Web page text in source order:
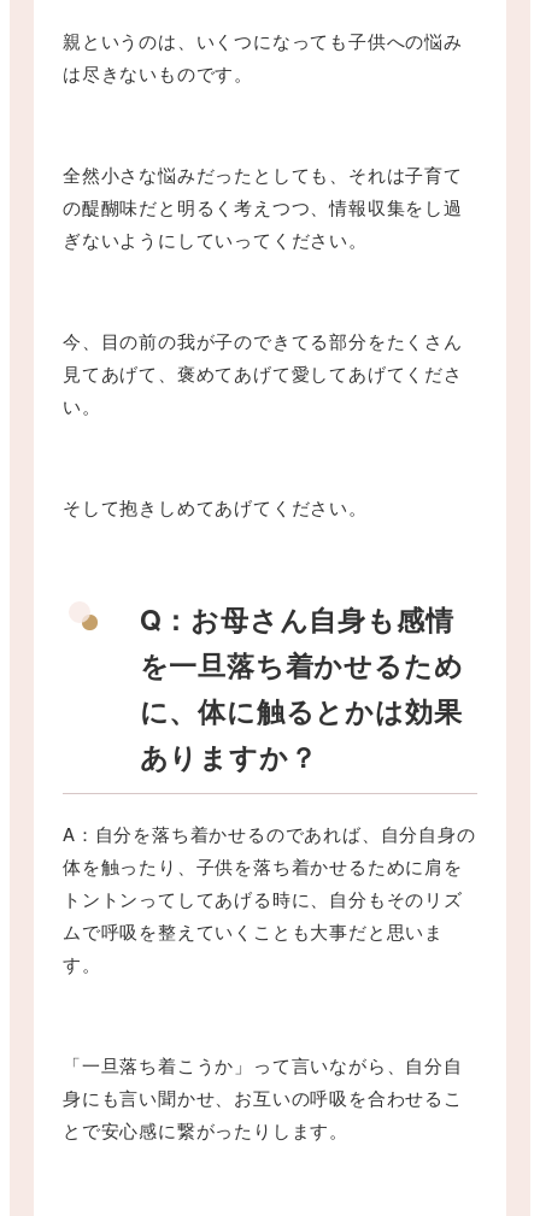
親というのは、いくつになっても子供への悩み
は尽きないものです。
全然小さな悩みだったとしても、それは子育て
の醍醐味だと明るく考えつつ、情報収集をし過
ぎないようにしていってください。
今、目の前の我が子のできてる部分をたくさん
見てあげて、褒めてあげて愛してあげてくださ
い。
そして抱きしめてあげてください。
Q：お母さん自身も感情
を一旦落ち着かせるため
に、体に触るとかは効果
ありますか？
A：自分を落ち着かせるのであれば、自分自身の
体を触ったり、子供を落ち着かせるために肩を
トントンってしてあげる時に、自分もそのリズ
ムで呼吸を整えていくことも大事だと思いま
す。
「一旦落ち着こうか」って言いながら、自分自
身にも言い聞かせ、お互いの呼吸を合わせるこ
とで安心感に繋がったりします。